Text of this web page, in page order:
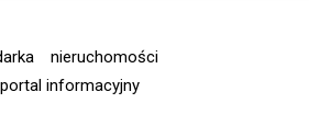
nieruchomości
portal informacyjny